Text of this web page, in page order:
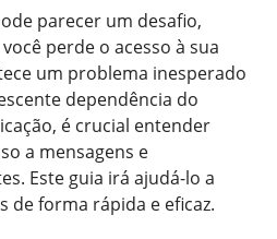
parecer um desafio,
perde o acesso à sua
um problema inesperado
dependência do
é crucial entender
a mensagens e
Este guia irá ajudá-lo a
de forma rápida e eficaz.